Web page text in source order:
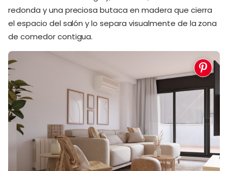
redonda y una preciosa butaca en madera que cierra
el espacio del salón y lo separa visualmente de la zona
de comedor contigua.